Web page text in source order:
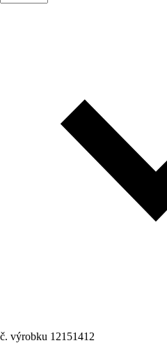
č. výrobku 12151412